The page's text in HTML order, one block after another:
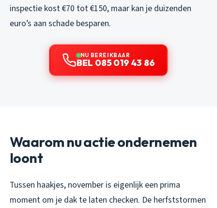
inspectie kost €70 tot €150, maar kan je duizenden
euro’s aan schade besparen.
NU BEREIKBAAR
BEL 085 019 43 86
Waarom nu actie ondernemen
loont
Tussen haakjes, november is eigenlijk een prima
moment om je dak te laten checken. De herfststormen